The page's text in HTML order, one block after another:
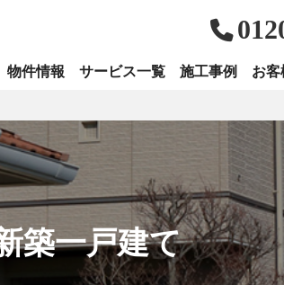
物件情報 サービス一覧 施工事例 お客
築一戸建て